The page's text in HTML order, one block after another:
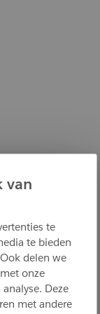
van
te
te bieden
delen we
onze
Deze
met andere